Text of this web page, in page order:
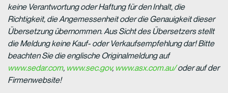
keine Verantwortung oder Haftung für den Inhalt, die
Richtigkeit, die Angemessenheit oder die Genauigkeit dieser
Übersetzung übernommen. Aus Sicht des Übersetzers stellt
die Meldung keine Kauf- oder Verkaufsempfehlung dar! Bitte
beachten Sie die englische Originalmeldung auf
www.sedar.com, www.sec.gov, www.asx.com.au/oder auf der
Firmenwebsite!